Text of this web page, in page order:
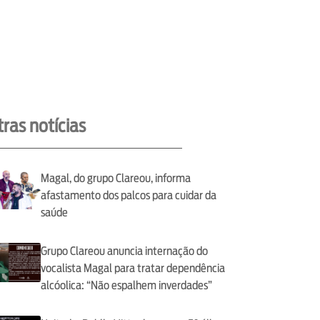
notícias
Magal, do grupo Clareou, informa
afastamento dos palcos para cuidar da
saúde
Grupo Clareou anuncia internação do
vocalista Magal para tratar dependência
alcóolica: “Não espalhem inverdades”